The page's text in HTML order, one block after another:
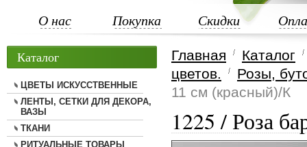
О нас Покупка Скидки
Главная
Каталог
цветов.
Розы,
11 см (красный)/К
1225 / Роза
Каталог
ЦВЕТЫ ИСКУССТВЕННЫЕ
ЛЕНТЫ, СЕТКИ ДЛЯ ДЕКОРА,
ВАЗЫ
ТКАНИ
РИТУАЛЬНЫЕ ТОВАРЫ